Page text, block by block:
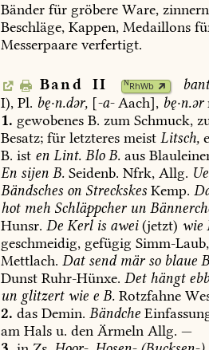
Bänder für gröbere Ware,
Beschläge, Kappen, Medaillons
Messerpaare verfertigt.
Band II NRhWb
bant
I), Pl. bę·n.dər, [-a- Aach], bę·n.ər
1. gewobenes B. zum Schmuck,
Besatz; für letzteres meist Litsch,
B. ist en Lint. BloB. aus
En sijen B. Seidenb. Nfrk, Allg.
Bändsches on Streckskes Kemp.
hotmeh Schläppcherun
Hunsr. De Kerlis awei(jetzt) wie
geschmeidig, gefügig Simm-Laub,
Mettlach. Datsendmärsoblaue
Dunst Ruhr-Hünxe. Dethängt
un glitzertwie e B. Rotzfahne
2. das Demin. Bändche
am Hals u. den Ärmeln Allg. —